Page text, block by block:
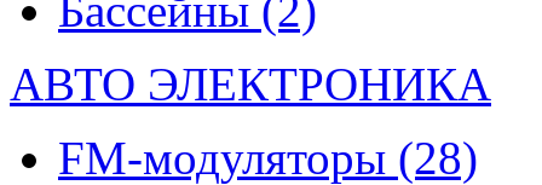
АВТО ЭЛЕКТРОНИКА
FM-модуляторы (28)